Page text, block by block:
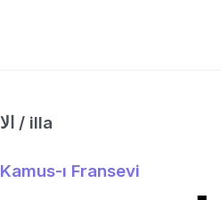
الا / illa
Kamus-ı Fransevi